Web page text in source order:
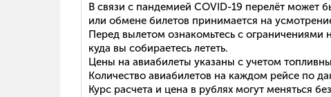
В связи с пандемией COVID-19 перелёт может
или обмене билетов принимается на
Перед вылетом ознакомьтесь с ограничениями
куда вы собираетесь лететь.
Цены на авиабилеты указаны с учетом
Количество авиабилетов на каждом рейсе по
Курс расчета и цена в рублях могут меняться